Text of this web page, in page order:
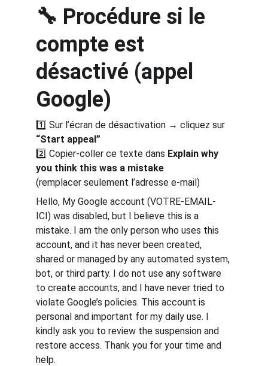
🔧 Procédure si le
compte est
désactivé (appel
Google)
1️⃣ Sur l’écran de désactivation → cliquez sur
“Start appeal”
2️⃣ Copier-coller ce texte dans Explain why
you think this was a mistake
(remplacer seulement l’adresse e-mail)
Hello, My Google account (VOTRE-EMAIL-
ICI) was disabled, but I believe this is a
mistake. I am the only person who uses this
account, and it has never been created,
shared or managed by any automated system,
bot, or third party. I do not use any software
to create accounts, and I have never tried to
violate Google’s policies. This account is
personal and important for my daily use. I
kindly ask you to review the suspension and
restore access. Thank you for your time and
help.